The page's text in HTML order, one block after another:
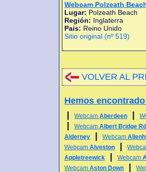
Webcam Polzeath
Lugar: Polzeath Beach
Región: Inglaterra
Pais: Reino Unido
Sitio original (nº 519)
VOLVER AL
Hemos encontrado
Webcam Aberdeen
Webcam Albert Bridge Rd
Alderney
Webcam
Webcam Alveston
Appletreewick
Webcam
Webcam Aston Down